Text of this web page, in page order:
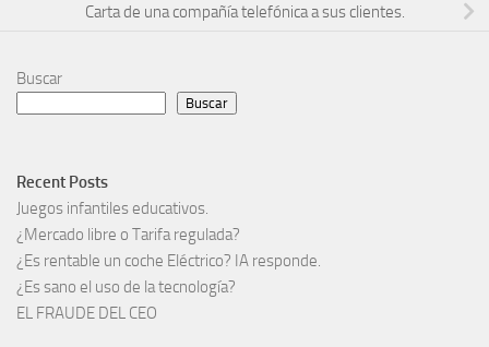
Carta de una compañía telefónica a sus clientes.
Buscar
Buscar
Recent Posts
Juegos infantiles educativos.
¿Mercado libre o Tarifa regulada?
¿Es rentable un coche Eléctrico? IA responde.
¿Es sano el uso de la tecnología?
EL FRAUDE DEL CEO